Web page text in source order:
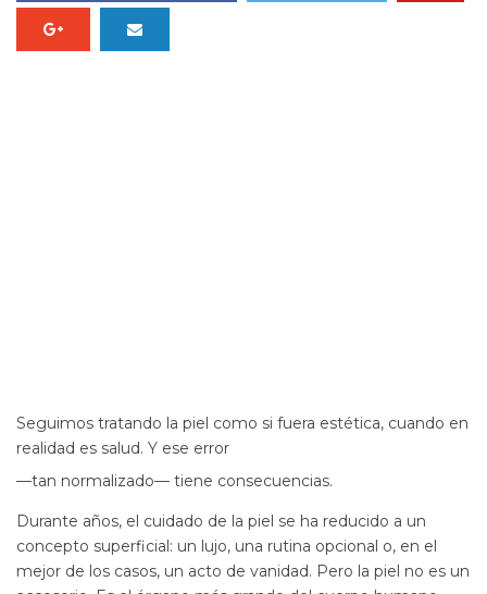
Seguimos tratando la piel como si fuera estética, cuando en
realidad es salud. Y ese error
—tan normalizado— tiene consecuencias.
Durante años, el cuidado de la piel se ha reducido a un
concepto superficial: un lujo, una rutina opcional o, en el
mejor de los casos, un acto de vanidad. Pero la piel no es un